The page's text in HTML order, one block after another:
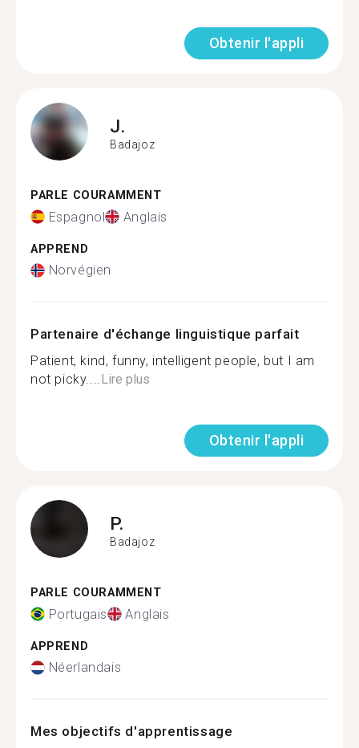
Obtenir l'appli
J.
Badajoz
PARLE COURAMMENT
Espagnol Anglais
APPREND
Norvégien
Partenaire d'échange linguistique parfait
Patient, kind, funny, intelligent people, but I am
not picky....Lire plus
Obtenir l'appli
P.
Badajoz
PARLE COURAMMENT
Portugais Anglais
APPREND
Néerlandais
Mes objectifs d'apprentissage